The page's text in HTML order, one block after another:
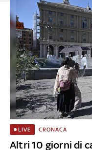
Altri 10 giorni di
LIVE CRONACA